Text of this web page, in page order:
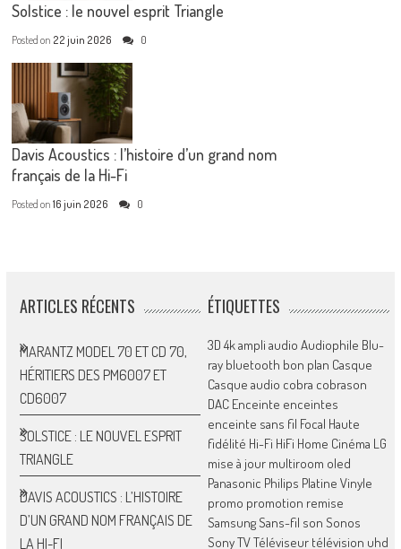
Solstice : le nouvel esprit Triangle
Posted on 22 juin 2026 0
Davis Acoustics : l’histoire d’un grand nom
français de la Hi-Fi
Posted on16 juin 2026 0
ARTICLES RÉCENTS
MARANTZ MODEL 70 ET CD 70,
HÉRITIERS DES PM6007 ET
CD6007
SOLSTICE : LE NOUVEL ESPRIT
TRIANGLE
DAVIS ACOUSTICS : L’HISTOIRE
D’UN GRAND NOM FRANÇAIS DE
LA HI-FI
ÉTIQUETTES
3D 4kampli audio Audiophile Blu-
ray bluetooth bon plan Casque
Casque audio cobra cobrason
DAC Enceinte enceintes
enceinte sans fil Focal Haute
fidélité Hi-Fi HiFi Home Cinéma LG
mise à jour multiroom oled
Panasonic Philips Platine Vinyle
promo promotion remise
SamsungSans-fil son Sonos
SonyTVTéléviseur télévision uhd